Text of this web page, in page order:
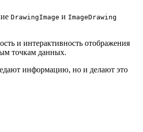
DrawingImage и ImageDrawing
и интерактивность отображения
точкам данных.
информацию, но и делают это